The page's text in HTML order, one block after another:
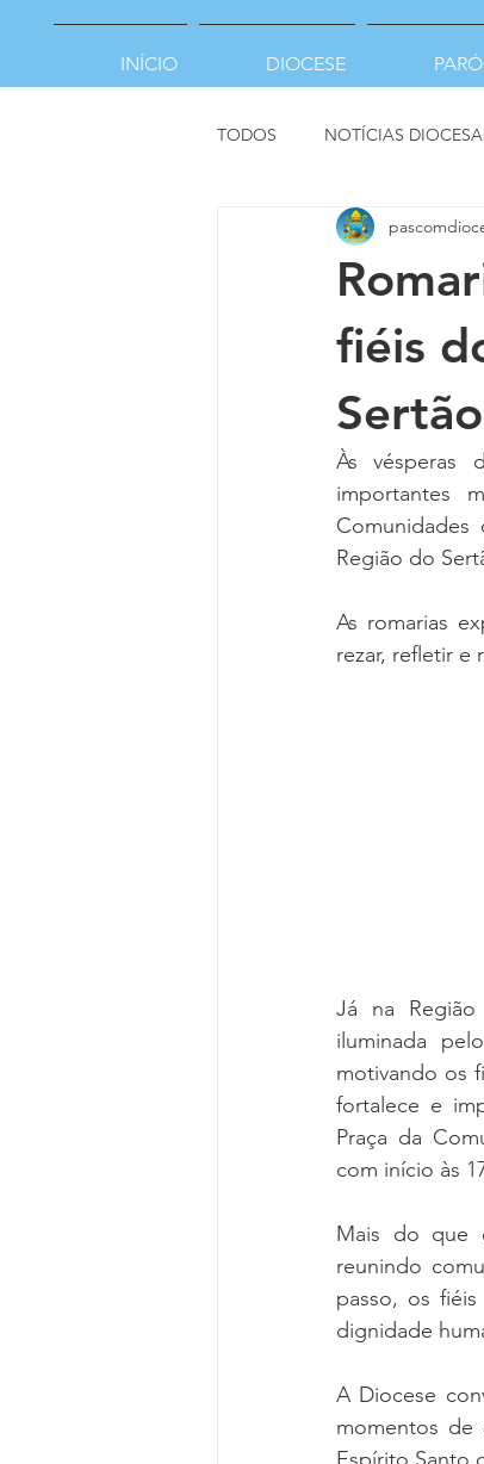
INÍCIO DIOCESE
TODOS NOTÍCIAS
fiéis
Às vésperas
importantes
Comunidades
Região do
As romarias
rezar, refletir e
Já na
iluminada
motivando os
fortalece e
Praça da
com início às
Mais do que
reunindo
passo, os
dignidade
A Diocese
momentos de